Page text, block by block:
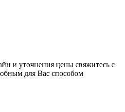
и уточнения цены свяжитесь с
для Вас способом